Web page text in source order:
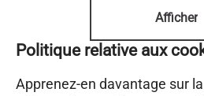
Afficher
Politique relative aux
Apprenez-en davantage sur